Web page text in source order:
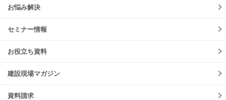
初期設定方法
動作環境
会員規約
よくあるご質問
ご請求について
サポート・お問合せ
ニュースリリース
サービス
メンテナンス
障害情報
機能リリース
イベント
調整会議
お悩み解決
セミナー情報
お役立ち資料
建設現場マガジン
資料請求